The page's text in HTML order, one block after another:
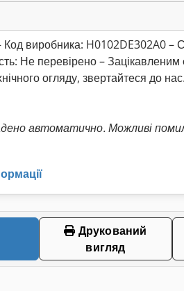
виробника: H0102DE302A0 –
Не перевірено –
огляду, звертайтеся до нас.
автоматично. Можливі
Друкований
вигляд